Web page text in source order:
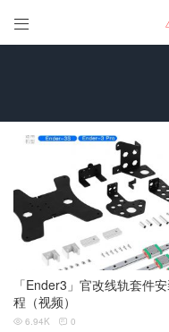

「Ender3」官改线轨套件
程（视频）
 6.94K  0